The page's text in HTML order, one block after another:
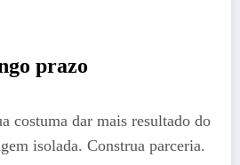
prazo
costuma dar mais resultado do
isolada. Construa parceria.